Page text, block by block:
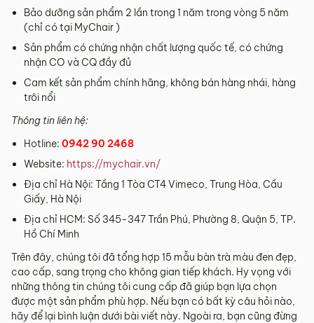
Bảo dưỡng sản phẩm 2 lần trong 1 năm trong vòng 5 năm
(chỉ có tại MyChair )
Sản phẩm có chứng nhận chất lượng quốc tế, có chứng
nhận CO và CQ đầy đủ
Cam kết sản phẩm chính hãng, không bán hàng nhái, hàng
trôi nổi
Thông tin liên hệ:
Hotline: 0942 90 2468
Website: https://mychair.vn/
Địa chỉ Hà Nội: Tầng 1 Tòa CT4 Vimeco, Trung Hòa, Cầu
Giấy, Hà Nội
Địa chỉ HCM: Số 345-347 Trần Phú, Phường 8, Quận 5, TP.
Hồ Chí Minh
Trên đây, chúng tôi đã tổng hợp 15 mẫu bàn trà màu đen đẹp,
cao cấp, sang trọng cho không gian tiếp khách. Hy vọng với
những thông tin chúng tôi cung cấp đã giúp bạn lựa chọn
được một sản phẩm phù hợp. Nếu bạn có bất kỳ câu hỏi nào,
hãy để lại bình luận dưới bài viết này. Ngoài ra, bạn cũng đừng